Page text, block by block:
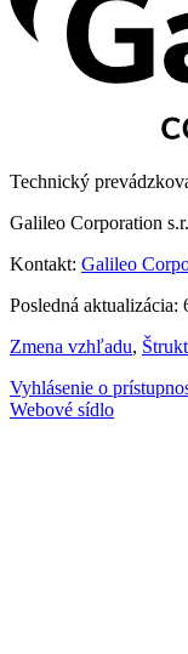
Technický
Galileo Corporation
Kontakt: Galileo
Posledná aktualizácia:
Zmena vzhľadu,
Vyhlásenie o
Webové sídlo